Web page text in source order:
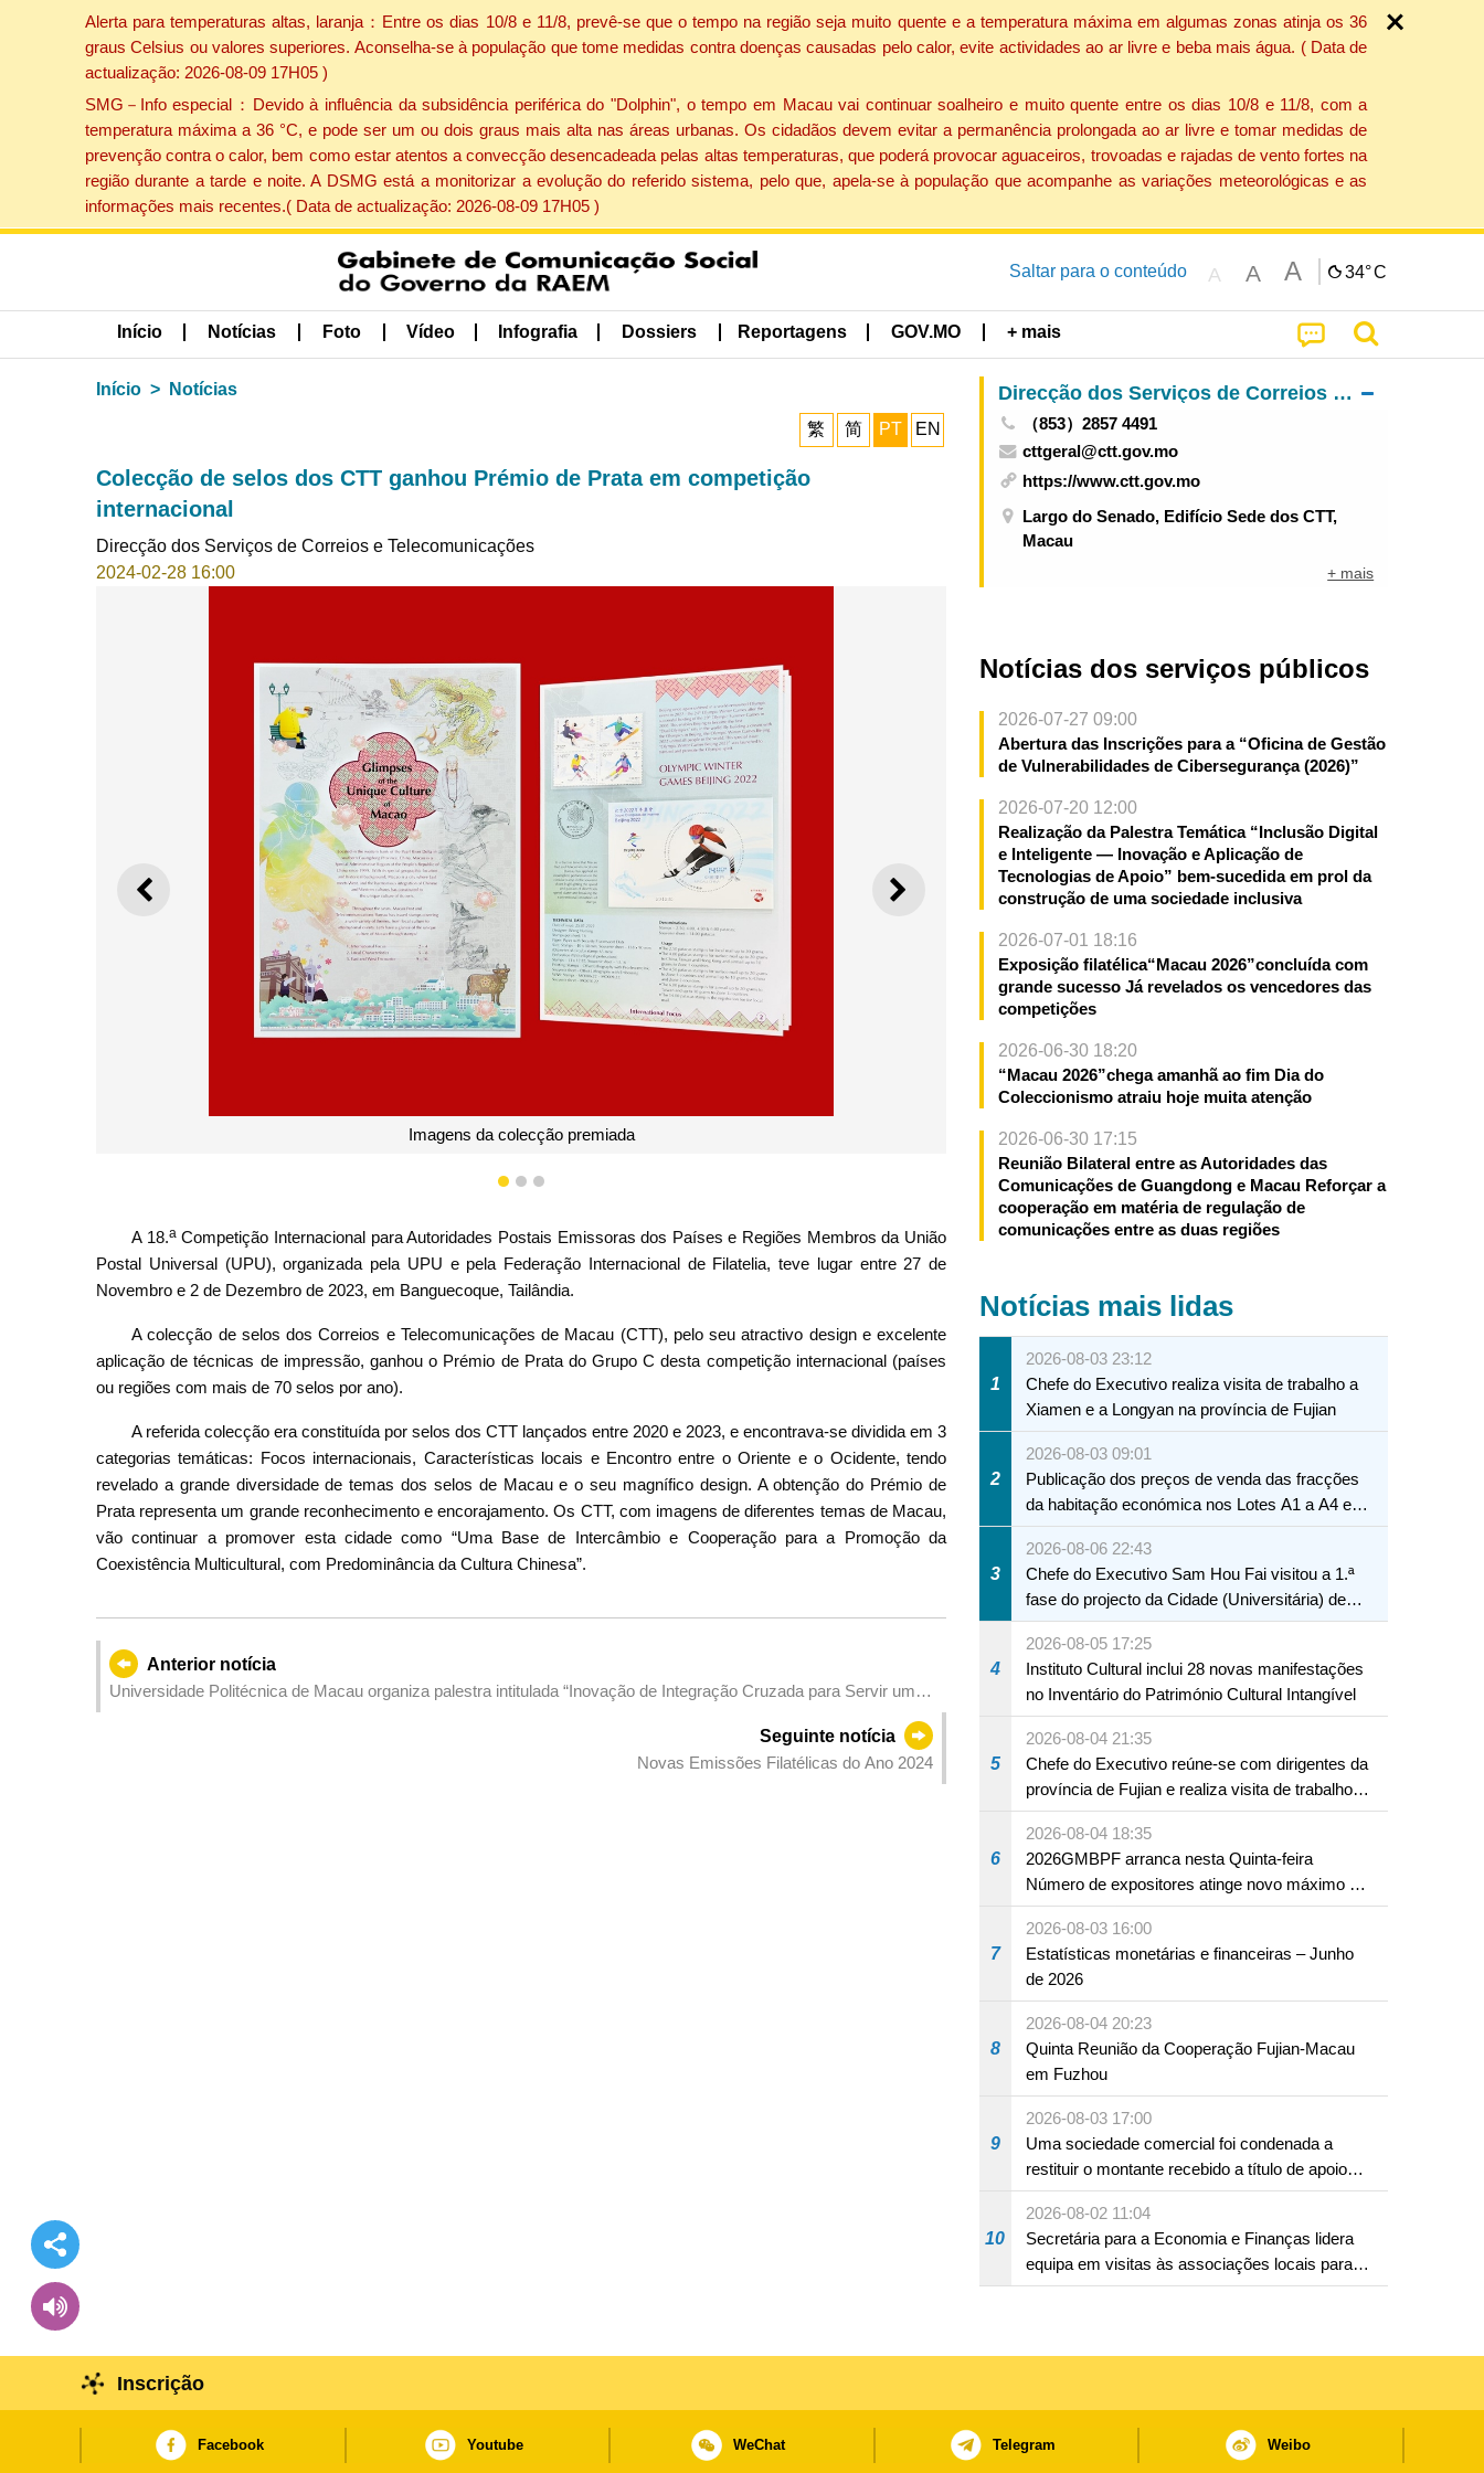
Alerta para temperaturas altas, laranja：Entre os dias 10/8 e 11/8, prevê-se que o tempo na região seja muito quente e a temperatura máxima em algumas zonas atinja os 36
graus Celsius ou valores superiores. Aconselha-se à população que tome medidas contra doenças causadas pelo calor, evite actividades ao ar livre e beba mais água. ( Data de
actualização: 2026-08-09 17H05 )
SMG－Info especial：Devido à influência da subsidência periférica do "Dolphin", o tempo em Macau vai continuar soalheiro e muito quente entre os dias 10/8 e 11/8, com a
temperatura máxima a 36 °C, e pode ser um ou dois graus mais alta nas áreas urbanas. Os cidadãos devem evitar a permanência prolongada ao ar livre e tomar medidas de
prevenção contra o calor, bem como estar atentos a convecção desencadeada pelas altas temperaturas, que poderá provocar aguaceiros, trovoadas e rajadas de vento fortes na
região durante a tarde e noite. A DSMG está a monitorizar a evolução do referido sistema, pelo que, apela-se à população que acompanhe as variações meteorológicas e as
informações mais recentes.( Data de actualização: 2026-08-09 17H05 )
Saltar para o conteúdo A A A 34°C
Início Notícias Foto Vídeo Infografia Dossiers Reportagens GOV.MO + mais
Início Notícias
繁 简 PT EN
Colecção de selos dos CTT ganhou Prémio de Prata em competição
internacional
Direcção dos Serviços de Correios e Telecomunicações
2024-02-28 16:00
ANTERIOR SEGUINTE
Imagens da colecção premiada
1 2 3
A 18.aCompetição Internacional para Autoridades Postais Emissoras dos Países e Regiões Membros da União
Postal Universal (UPU), organizada pela UPU e pela Federação Internacional de Filatelia, teve lugar entre 27 de
Novembro e 2 de Dezembro de 2023, em Banguecoque, Tailândia.
A colecção de selos dos Correios e Telecomunicações de Macau (CTT), pelo seu atractivo design e excelente
aplicação de técnicas de impressão, ganhou o Prémio de Prata do Grupo C desta competição internacional (países
ou regiões com mais de 70 selos por ano).
A referida colecção era constituída por selos dos CTT lançados entre 2020 e 2023, e encontrava-se dividida em 3
categorias temáticas: Focos internacionais, Características locais e Encontro entre o Oriente e o Ocidente, tendo
revelado a grande diversidade de temas dos selos de Macau e o seu magnífico design. A obtenção do Prémio de
Prata representa um grande reconhecimento e encorajamento. Os CTT, com imagens de diferentes temas de Macau,
vão continuar a promover esta cidade como “Uma Base de Intercâmbio e Cooperação para a Promoção da
Coexistência Multicultural, com Predominância da Cultura Chinesa”.
Anterior notícia
Universidade Politécnica de Macau organiza palestra intitulada “Inovação de Integração Cruzada para Servir uma
Seguinte notícia
Novas Emissões Filatélicas do Ano 2024
Direcção dos Serviços de Correios e Telecomunicações
（853）2857 4491
cttgeral@ctt.gov.mo
https://www.ctt.gov.mo
Largo do Senado, Edifício Sede dos CTT,
Macau
+ mais
Notícias dos serviços públicos
2026-07-27 09:00
Abertura das Inscrições para a “Oficina de Gestão
de Vulnerabilidades de Cibersegurança (2026)”
2026-07-20 12:00
Realização da Palestra Temática “Inclusão Digital
e Inteligente — Inovação e Aplicação de
Tecnologias de Apoio” bem-sucedida em prol da
construção de uma sociedade inclusiva
2026-07-01 18:16
Exposição filatélica“Macau 2026”concluída com
grande sucesso Já revelados os vencedores das
competições
2026-06-30 18:20
“Macau 2026”chega amanhã ao fim Dia do
Coleccionismo atraiu hoje muita atenção
2026-06-30 17:15
Reunião Bilateral entre as Autoridades das
Comunicações de Guangdong e Macau Reforçar a
cooperação em matéria de regulação de
comunicações entre as duas regiões
Notícias mais lidas
1
2026-08-03 23:12
Chefe do Executivo realiza visita de trabalho a
Xiamen e a Longyan na província de Fujian
2
2026-08-03 09:01
Publicação dos preços de venda das fracções
da habitação económica nos Lotes A1 a A4 e
A12 da Zona A dos Novos Aterros
3
2026-08-06 22:43
Chefe do Executivo Sam Hou Fai visitou a 1.ª
fase do projecto da Cidade (Universitária) de
Educação Internacional de Macau e Hengqin
4
2026-08-05 17:25
Instituto Cultural inclui 28 novas manifestações
no Inventário do Património Cultural Intangível
5
2026-08-04 21:35
Chefe do Executivo reúne-se com dirigentes da
província de Fujian e realiza visita de trabalho
em Fuzhou
6
2026-08-04 18:35
2026GMBPF arranca nesta Quinta-feira
Número de expositores atinge novo máximo em
18 anos
7
2026-08-03 16:00
Estatísticas monetárias e financeiras – Junho
de 2026
8
2026-08-04 20:23
Quinta Reunião da Cooperação Fujian-Macau
em Fuzhou
9
2026-08-03 17:00
Uma sociedade comercial foi condenada a
restituir o montante recebido a título de apoio
pecuniário para combater a epidemia de 2022,
por não ter sido provado que reunia os
requisitos para a sua atribuição
10
2026-08-02 11:04
Secretária para a Economia e Finanças lidera
equipa em visitas às associações locais para
consolidar consensos e promover os trabalhos
Inscrição
Facebook Youtube WeChat Telegram Weibo